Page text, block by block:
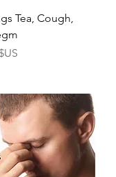
Tea, Cough,